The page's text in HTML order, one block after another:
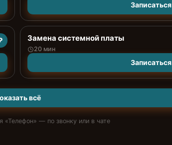
Записаться
Замена системной платы
20 мин
Записаться
всё
«Телефон» — по звонку или в чате